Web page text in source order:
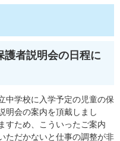
護者説明会の日程に
中学校に入学予定の児童の保
明会の案内を頂戴しまし
すため、こういったご案内
ただかないと仕事の調整が非